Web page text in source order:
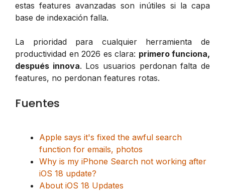
estas features avanzadas son inútiles si la capa
base de indexación falla.
La prioridad para cualquier herramienta de
productividad en 2026 es clara: primero funciona,
después innova. Los usuarios perdonan falta de
features, no perdonan features rotas.
Fuentes
Apple says it's fixed the awful search
function for emails, photos
Why is my iPhone Search not working after
iOS 18 update?
About iOS 18 Updates